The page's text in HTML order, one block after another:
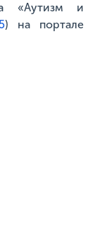
«Аутизм и
) на портале